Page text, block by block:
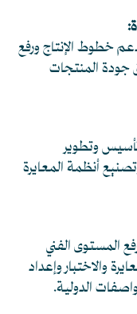
خطوط الإنتاج ورفع
جودة المنتجات
وتطوير
أنظمة المعايرة
المستوى الفني
والاختبار وإعداد
الدولية.